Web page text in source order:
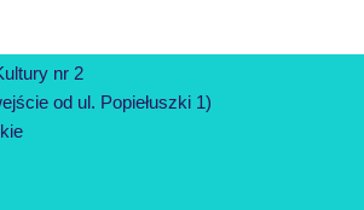
nr 2
od ul. Popiełuszki 1)